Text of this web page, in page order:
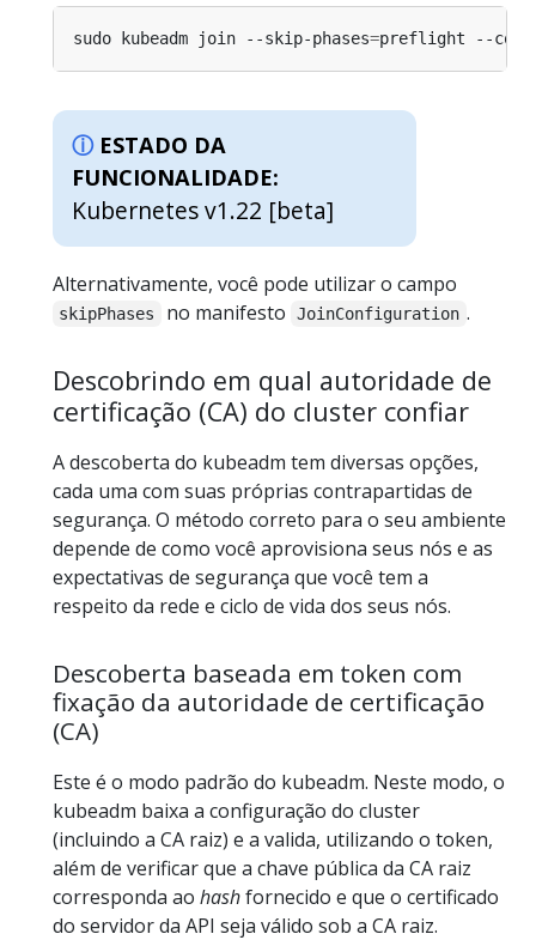
sudo kubeadm join --skip-phases=preflight --
ESTADO DA
FUNCIONALIDADE:
Kubernetes v1.22 [beta]
Alternativamente, você pode utilizar o campo
skipPhases no manifesto JoinConfiguration .
Descobrindo em qual autoridade de
certificação (CA) do cluster confiar
A descoberta do kubeadm tem diversas opções,
cada uma com suas próprias contrapartidas de
segurança. O método correto para o seu ambiente
depende de como você aprovisiona seus nós e as
expectativas de segurança que você tem a
respeito da rede e ciclo de vida dos seus nós.
Descoberta baseada em token com
fixação da autoridade de certificação
(CA)
Este é o modo padrão do kubeadm. Neste modo, o
kubeadm baixa a configuração do cluster
(incluindo a CA raiz) e a valida, utilizando o token,
além de verificar que a chave pública da CA raiz
corresponda ao hashfornecido e que o certificado
do servidor da API seja válido sob a CA raiz.